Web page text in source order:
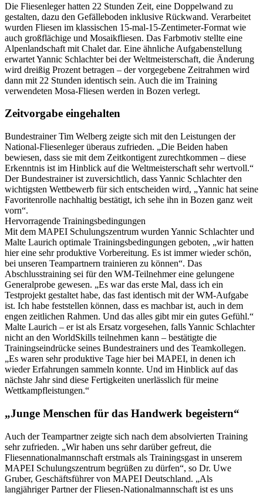
Die Fliesenleger hatten 22 Stunden Zeit, eine Doppelwand zu
gestalten, dazu den Gefälleboden inklusive Rückwand. Verarbeitet
wurden Fliesen im klassischen 15-mal-15-Zentimeter-Format wie
auch großflächige und Mosaikfliesen. Das Farbmotiv stellte eine
Alpenlandschaft mit Chalet dar. Eine ähnliche Aufgabenstellung
erwartet Yannic Schlachter bei der Weltmeisterschaft, die Änderung
wird dreißig Prozent betragen – der vorgegebene Zeitrahmen wird
dann mit 22 Stunden identisch sein. Auch die im Training
verwendeten Mosa-Fliesen werden in Bozen verlegt.
Zeitvorgabe eingehalten
Bundestrainer Tim Welberg zeigte sich mit den Leistungen der
National-Fliesenleger überaus zufrieden. „Die Beiden haben
bewiesen, dass sie mit dem Zeitkontigent zurechtkommen – diese
Erkenntnis ist im Hinblick auf die Weltmeisterschaft sehr wertvoll.“
Der Bundestrainer ist zuversichtlich, dass Yannic Schlachter den
wichtigsten Wettbewerb für sich entscheiden wird, „Yannic hat seine
Favoritenrolle nachhaltig bestätigt, ich sehe ihn in Bozen ganz weit
vorn“.
Hervorragende Trainingsbedingungen
Mit dem MAPEI Schulungszentrum wurden Yannic Schlachter und
Malte Laurich optimale Trainingsbedingungen geboten, „wir hatten
hier eine sehr produktive Vorbereitung. Es ist immer wieder schön,
bei unseren Teampartnern trainieren zu können“. Das
Abschlusstraining sei für den WM-Teilnehmer eine gelungene
Generalprobe gewesen. „Es war das erste Mal, dass ich ein
Testprojekt gestaltet habe, das fast identisch mit der WM-Aufgabe
ist. Ich habe feststellen können, dass es machbar ist, auch in dem
engen zeitlichen Rahmen. Und das alles gibt mir ein gutes Gefühl.“
Malte Laurich – er ist als Ersatz vorgesehen, falls Yannic Schlachter
nicht an den WorldSkills teilnehmen kann – bestätigte die
Trainingseindrücke seines Bundestrainers und des Teamkollegen.
„Es waren sehr produktive Tage hier bei MAPEI, in denen ich
wieder Erfahrungen sammeln konnte. Und im Hinblick auf das
nächste Jahr sind diese Fertigkeiten unerlässlich für meine
Wettkampfleistungen.“
„Junge Menschen für das Handwerk begeistern“
Auch der Teampartner zeigte sich nach dem absolvierten Training
sehr zufrieden. „Wir haben uns sehr darüber gefreut, die
Fliesennationalmannschaft erstmals als Trainingsgast in unserem
MAPEI Schulungszentrum begrüßen zu dürfen“, so Dr. Uwe
Gruber, Geschäftsführer von MAPEI Deutschland. „Als
langjähriger Partner der Fliesen-Nationalmannschaft ist es uns